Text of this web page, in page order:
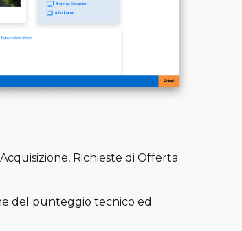
Richieste di Offerta
del punteggio tecnico ed